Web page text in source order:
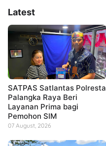
Latest
SATPAS Satlantas Polresta
Palangka Raya Beri
Layanan Prima bagi
Pemohon SIM
07 August, 2026